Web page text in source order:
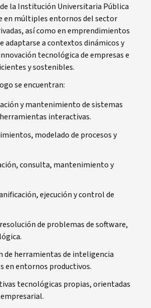
la Institución Universitaria Pública
en múltiples entornos del sector
así como en emprendimientos
a contextos dinámicos y
tecnológica de empresas e
y sostenibles.
se encuentran:
y mantenimiento de sistemas
interactivas.
modelado de procesos y
consulta, mantenimiento y
ejecución y control de
de problemas de software,
de herramientas de inteligencia
en entornos productivos.
tecnológicas propias, orientadas